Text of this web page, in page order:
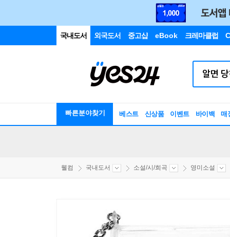
국내도서 외국도서 중고샵 eBook 크레마클럽
빠른분야찾기 베스트 신상품 이벤트 바이백 매
웰컴 국내도서 소설/시/희곡 영미소설